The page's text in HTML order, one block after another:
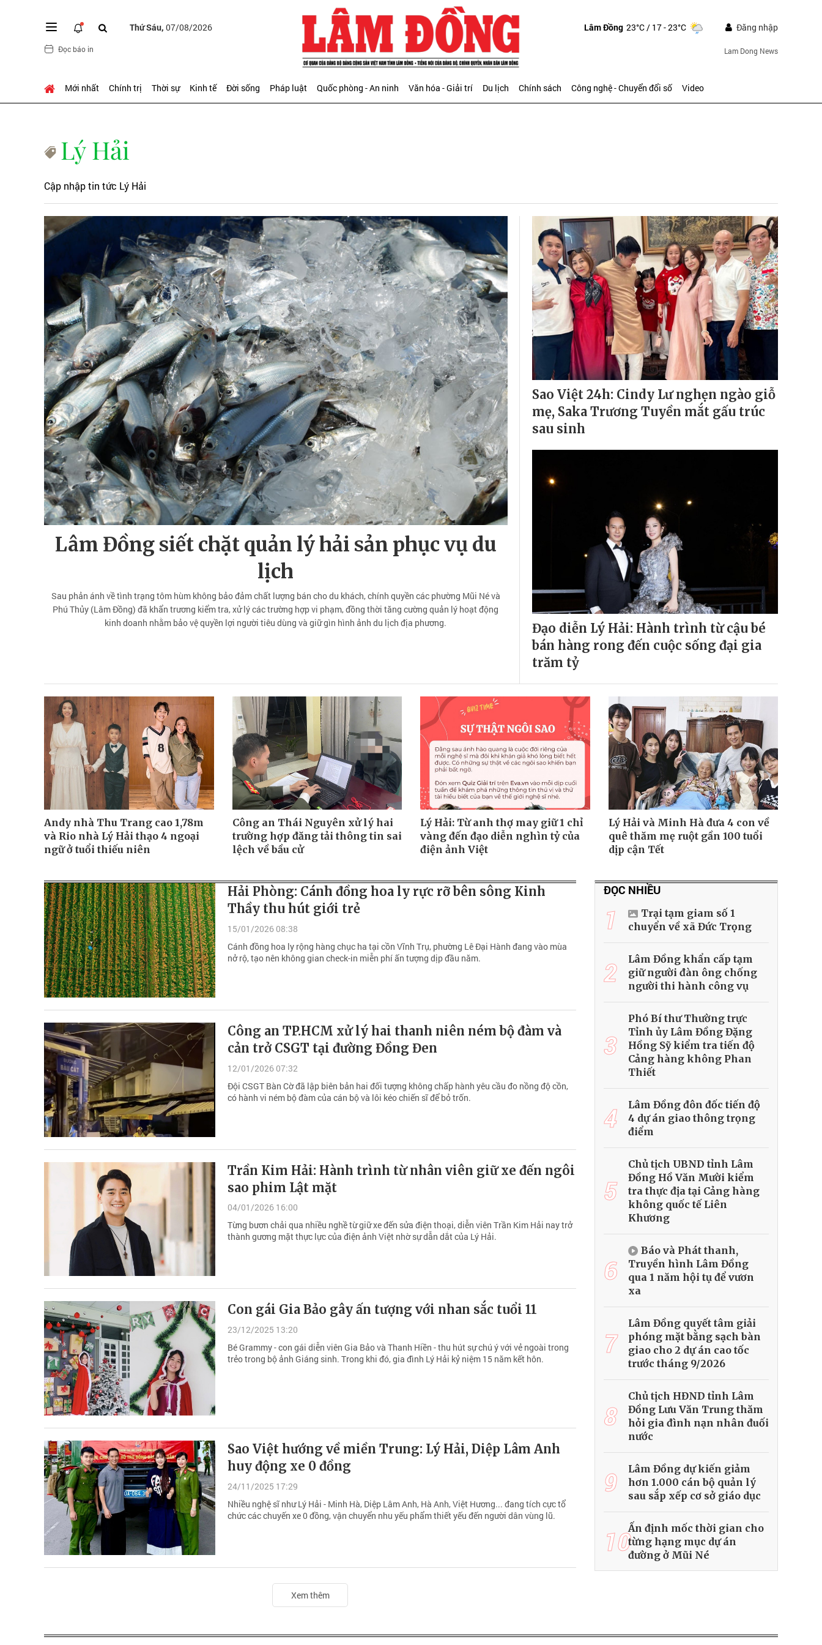
Thứ Sáu, 07/08/2026
Đọc báo in
Lâm Đồng 23°C/ 17 - 23°C Đăng nhập
Lam Dong News
Mới nhất Chính trị Thời sự Kinh tế Đời sống Pháp luật Quốc phòng - An ninh Văn hóa - Giải trí Du lịch Chính sách Công nghệ - Chuyển đổi số Video
Lý Hải
Cập nhập tin tức Lý Hải
Lâm Đồng siết chặt quản lý hải sản phục vụ du
lịch
Sau phản ánh về tình trạng tôm hùm không bảo đảm chất lượng bán cho du khách, chính quyền các phường Mũi Né và
Phú Thủy (Lâm Đồng) đã khẩn trương kiểm tra, xử lý các trường hợp vi phạm, đồng thời tăng cường quản lý hoạt động
kinh doanh nhằm bảo vệ quyền lợi người tiêu dùng và giữ gìn hình ảnh du lịch địa phương.
Sao Việt 24h: Cindy Lư nghẹn ngào giỗ
mẹ, Saka Trương Tuyền mắt gấu trúc
sau sinh
Đạo diễn Lý Hải: Hành trình từ cậu bé
bán hàng rong đến cuộc sống đại gia
trăm tỷ
Andy nhà Thu Trang cao 1,78m
và Rio nhà Lý Hải thạo 4 ngoại
ngữ ở tuổi thiếu niên
Công an Thái Nguyên xử lý hai
trường hợp đăng tải thông tin sai
lệch về bầu cử
Lý Hải: Từ anh thợ may giữ 1 chỉ
vàng đến đạo diễn nghìn tỷ của
điện ảnh Việt
Lý Hải và Minh Hà đưa 4 con về
quê thăm mẹ ruột gần 100 tuổi
dịp cận Tết
Hải Phòng: Cánh đồng hoa ly rực rỡ bên sông Kinh
Thầy thu hút giới trẻ
15/01/2026 08:38
Cánh đồng hoa ly rộng hàng chục ha tại cồn Vĩnh Trụ, phường Lê Đại Hành đang vào mùa
nở rộ, tạo nên không gian check-in miễn phí ấn tượng dịp đầu năm.
Công an TP.HCM xử lý hai thanh niên ném bộ đàm và
cản trở CSGT tại đường Đồng Đen
12/01/2026 07:32
Đội CSGT Bàn Cờ đã lập biên bản hai đối tượng không chấp hành yêu cầu đo nồng độ cồn,
có hành vi ném bộ đàm của cán bộ và lôi kéo chiến sĩ để bỏ trốn.
Trần Kim Hải: Hành trình từ nhân viên giữ xe đến ngôi
sao phim Lật mặt
04/01/2026 16:00
Từng bươn chải qua nhiều nghề từ giữ xe đến sửa điện thoại, diễn viên Trần Kim Hải nay trở
thành gương mặt thực lực của điện ảnh Việt nhờ sự dẫn dắt của Lý Hải.
Con gái Gia Bảo gây ấn tượng với nhan sắc tuổi 11
23/12/2025 13:20
Bé Grammy - con gái diễn viên Gia Bảo và Thanh Hiền - thu hút sự chú ý với vẻ ngoài trong
trẻo trong bộ ảnh Giáng sinh. Trong khi đó, gia đình Lý Hải kỷ niệm 15 năm kết hôn.
Sao Việt hướng về miền Trung: Lý Hải, Diệp Lâm Anh
huy động xe 0 đồng
24/11/2025 17:29
Nhiều nghệ sĩ như Lý Hải - Minh Hà, Diệp Lâm Anh, Hà Anh, Việt Hương... đang tích cực tổ
chức các chuyến xe 0 đồng, vận chuyển nhu yếu phẩm thiết yếu đến người dân vùng lũ.
Xem thêm
ĐỌC NHIỀU
1
Trại tạm giam số 1
chuyển về xã Đức Trọng
2
Lâm Đồng khẩn cấp tạm
giữ người đàn ông chống
người thi hành công vụ
3
Phó Bí thư Thường trực
Tỉnh ủy Lâm Đồng Đặng
Hồng Sỹ kiểm tra tiến độ
Cảng hàng không Phan
Thiết
4
Lâm Đồng đôn đốc tiến độ
4 dự án giao thông trọng
điểm
5
Chủ tịch UBND tỉnh Lâm
Đồng Hồ Văn Mười kiểm
tra thực địa tại Cảng hàng
không quốc tế Liên
Khương
6
Báo và Phát thanh,
Truyền hình Lâm Đồng
qua 1 năm hội tụ để vươn
xa
7
Lâm Đồng quyết tâm giải
phóng mặt bằng sạch bàn
giao cho 2 dự án cao tốc
trước tháng 9/2026
8
Chủ tịch HĐND tỉnh Lâm
Đồng Lưu Văn Trung thăm
hỏi gia đình nạn nhân đuối
nước
9
Lâm Đồng dự kiến giảm
hơn 1.000 cán bộ quản lý
sau sắp xếp cơ sở giáo dục
10Ấn định mốc thời gian cho
từng hạng mục dự án
đường ở Mũi Né